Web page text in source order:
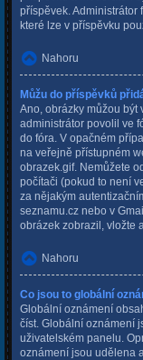
příspěvek. Administrátor
které lze v příspěvku
Nahoru
Můžu do příspěvků
Ano, obrázky můžou být
administrátor povolil ve
do fóra. V opačném
na veřejně přístupném
obrazek.gif. Nemůžete
počítači (pokud to není
za nějakým
seznamu.cz nebo v
obrázek zobrazil, vložte
Nahoru
Co jsou to globální
Globální oznámení
číst. Globální oznámení
uživatelském panelu.
oznámení jsou udělena